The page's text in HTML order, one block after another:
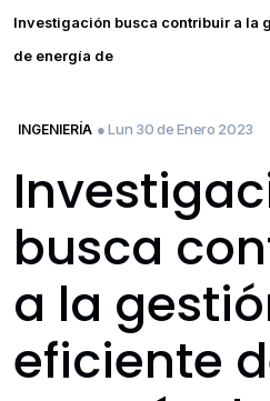
Investigación busca contribuir a la
de energía de
INGENIERÍA ● Lun 30 de Enero 2023
busca
a la
eficiente